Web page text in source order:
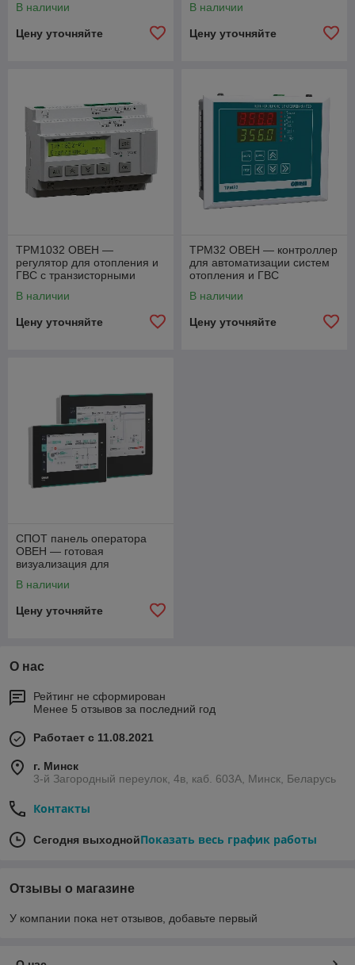
В наличии
Цену уточняйте
В наличии
Цену уточняйте
ТРМ1032 ОВЕН —
регулятор для отопления и
ГВС с транзисторными
В наличии
Цену уточняйте
ТРМ32 ОВЕН — контроллер
для автоматизации систем
отопления и ГВС
В наличии
Цену уточняйте
СПОТ панель оператора
ОВЕН — готовая
визуализация для
пунктов
В наличии
Цену уточняйте
О нас
Рейтинг не сформирован
Менее 5 отзывов за последний год
Работает с 11.08.2021
г. Минск
3-й Загородный переулок, 4в, каб. 603А, Минск, Беларусь
Контакты
Сегодня выходнойПоказать весь график работы
Отзывы о магазине
У компании пока нет отзывов, добавьте первый